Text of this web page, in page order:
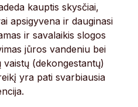
kauptis skysčiai,
apsigyvena ir dauginasi
ir savalaikis slogos
jūros vandeniu bei
(dekongestantų)
yra pati svarbiausia